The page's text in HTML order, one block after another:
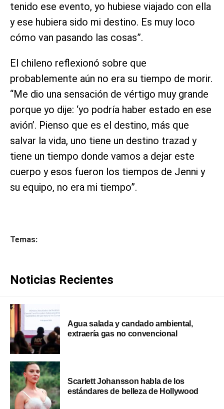
tenido ese evento, yo hubiese viajado con ella
y ese hubiera sido mi destino. Es muy loco
cómo van pasando las cosas”.
El chileno reflexionó sobre que
probablemente aún no era su tiempo de morir.
“Me dio una sensación de vértigo muy grande
porque yo dije: ‘yo podría haber estado en ese
avión’. Pienso que es el destino, más que
salvar la vida, uno tiene un destino trazad y
tiene un tiempo donde vamos a dejar este
cuerpo y esos fueron los tiempos de Jenni y
su equipo, no era mi tiempo”.
Temas:
Noticias Recientes
Agua salada y candado ambiental,
extraería gas no convencional
Scarlett Johansson habla de los
estándares de belleza de Hollywood